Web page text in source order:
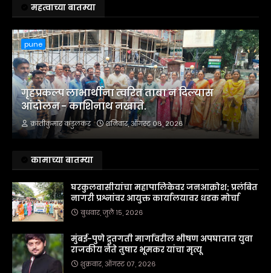
महत्वाच्या बातम्या
pune
गृहप्रकल्प लाभार्थींना त्वरित ताबा न दिल्यास
आंदोलन - काशिनाथ नखाते.
क्रांतीकुमार कडुलकर शनिवार, ऑगस्ट ०८, २०२६
कामाच्या बातम्या
घरकुलवासीयांचा महापालिकेवर जनआक्रोश; प्रलंबित
नागरी प्रश्नांवर आयुक्त कार्यालयावर धडक मोर्चा
बुधवार, जुलै १५, २०२६
मुंबई-पुणे द्रुतगती मार्गावरील भीषण अपघातात युवा
राजकीय नेते तुषार भूमकर यांचा मृत्यू
शुक्रवार, ऑगस्ट ०७, २०२६